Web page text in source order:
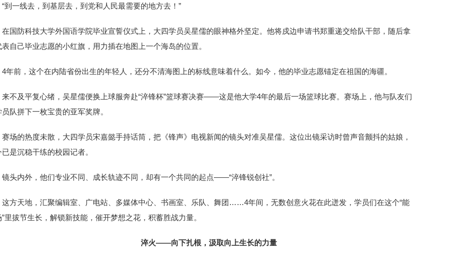
“到一线去，到基层去，到党和人民最需要的地方去！”
在国防科技大学外国语学院毕业宣誓仪式上，大四学员吴星儒的眼神格外坚定。他将戍边申请书郑重递交给队干部，随后拿
表自己毕业志愿的小红旗，用力插在地图上一个海岛的位置。
4年前，这个在内陆省份出生的年轻人，还分不清海图上的标线意味着什么。如今，他的毕业志愿锚定在祖国的海疆。
来不及平复心绪，吴星儒便换上球服奔赴“淬锋杯”篮球赛决赛——这是他大学4年的最后一场篮球比赛。赛场上，他与队友们
队拼下一枚宝贵的亚军奖牌。
赛场的热度未散，大四学员宋嘉懿手持话筒，把《锋声》电视新闻的镜头对准吴星儒。这位出镜采访时曾声音颤抖的姑娘，
是沉稳干练的校园记者。
镜头内外，他们专业不同、成长轨迹不同，却有一个共同的起点——“淬锋锐创社”。
这方天地，汇聚编辑室、广电站、多媒体中心、书画室、乐队、舞团……4年间，无数创意火花在此迸发，学员们在这个“能
”里拔节生长，解锁新技能，催开梦想之花，积蓄胜战力量。
淬火——向下扎根，汲取向上生长的力量